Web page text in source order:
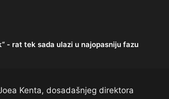
- rat tek sada ulazi u najopasniju fazu
Kenta, dosadašnjeg direktora